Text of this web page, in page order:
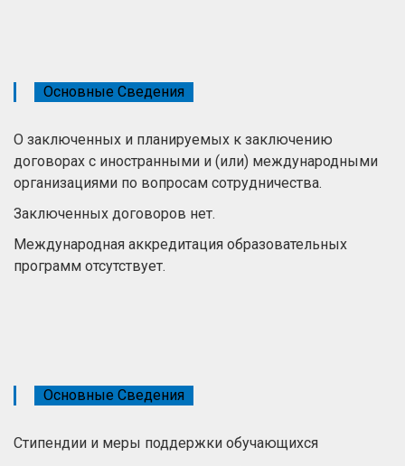
Основные Сведения
О заключенных и планируемых к заключению
договорах с иностранными и (или) международными
организациями по вопросам сотрудничества.
Заключенных договоров нет.
Международная аккредитация образовательных
программ отсутствует.
Основные Сведения
Стипендии и меры поддержки обучающихся